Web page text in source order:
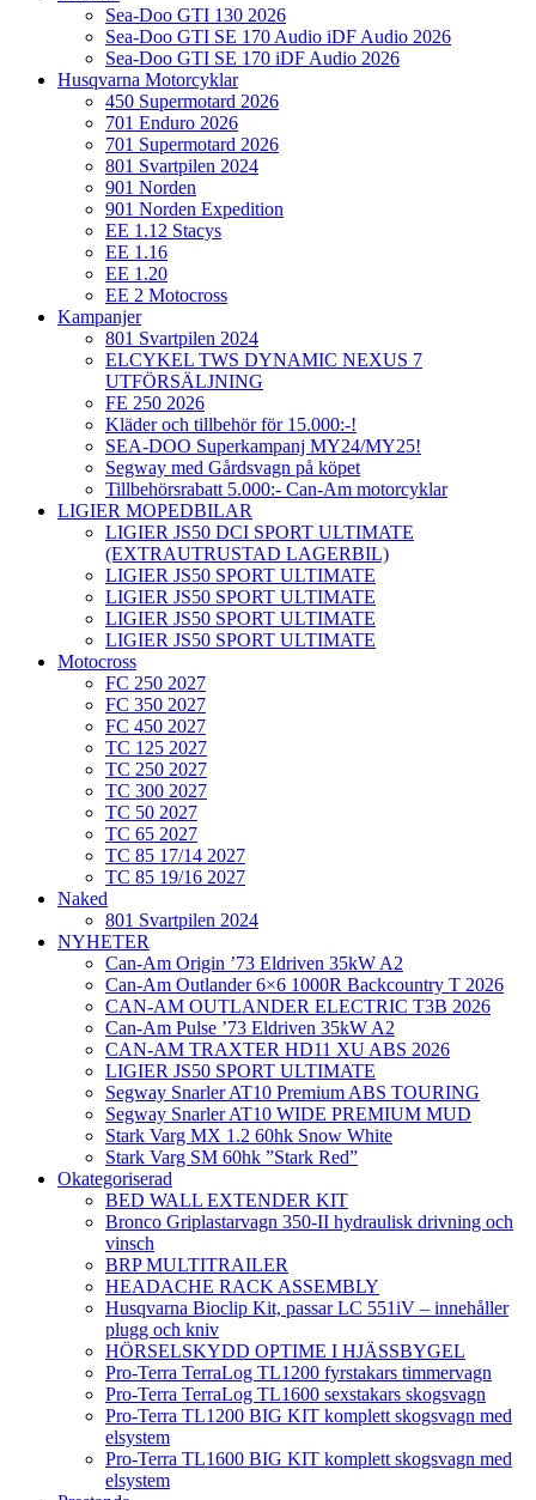
Sea-Doo GTI 130 2026
Sea-Doo GTI SE 170 Audio iDF Audio 2026
Sea-Doo GTI SE 170 iDF Audio 2026
Husqvarna Motorcyklar
450 Supermotard 2026
701 Enduro 2026
701 Supermotard 2026
801 Svartpilen 2024
901 Norden
901 Norden Expedition
EE 1.12 Stacys
EE 1.16
EE 1.20
EE 2 Motocross
Kampanjer
801 Svartpilen 2024
ELCYKEL TWS DYNAMIC NEXUS 7
UTFÖRSÄLJNING
FE 250 2026
Kläder och tillbehör för 15.000:-!
SEA-DOO Superkampanj MY24/MY25!
Segway med Gårdsvagn på köpet
Tillbehörsrabatt 5.000:- Can-Am motorcyklar
LIGIER MOPEDBILAR
LIGIER JS50 DCI SPORT ULTIMATE
(EXTRAUTRUSTAD LAGERBIL)
LIGIER JS50 SPORT ULTIMATE
LIGIER JS50 SPORT ULTIMATE
LIGIER JS50 SPORT ULTIMATE
LIGIER JS50 SPORT ULTIMATE
Motocross
FC 250 2027
FC 350 2027
FC 450 2027
TC 125 2027
TC 250 2027
TC 300 2027
TC 50 2027
TC 65 2027
TC 85 17/14 2027
TC 85 19/16 2027
Naked
801 Svartpilen 2024
NYHETER
Can-Am Origin ’73 Eldriven 35kW A2
Can-Am Outlander 6×6 1000R Backcountry T 2026
CAN-AM OUTLANDER ELECTRIC T3B 2026
Can-Am Pulse ’73 Eldriven 35kW A2
CAN-AM TRAXTER HD11 XU ABS 2026
LIGIER JS50 SPORT ULTIMATE
Segway Snarler AT10 Premium ABS TOURING
Segway Snarler AT10 WIDE PREMIUM MUD
Stark Varg MX 1.2 60hk Snow White
Stark Varg SM 60hk ”Stark Red”
Okategoriserad
BED WALL EXTENDER KIT
Bronco Griplastarvagn 350-II hydraulisk drivning och
vinsch
BRP MULTITRAILER
HEADACHE RACK ASSEMBLY
Husqvarna Bioclip Kit, passar LC 551iV – innehåller
plugg och kniv
HÖRSELSKYDD OPTIME I HJÄSSBYGEL
Pro-Terra TerraLog TL1200 fyrstakars timmervagn
Pro-Terra TerraLog TL1600 sexstakars skogsvagn
Pro-Terra TL1200 BIG KIT komplett skogsvagn med
elsystem
Pro-Terra TL1600 BIG KIT komplett skogsvagn med
elsystem